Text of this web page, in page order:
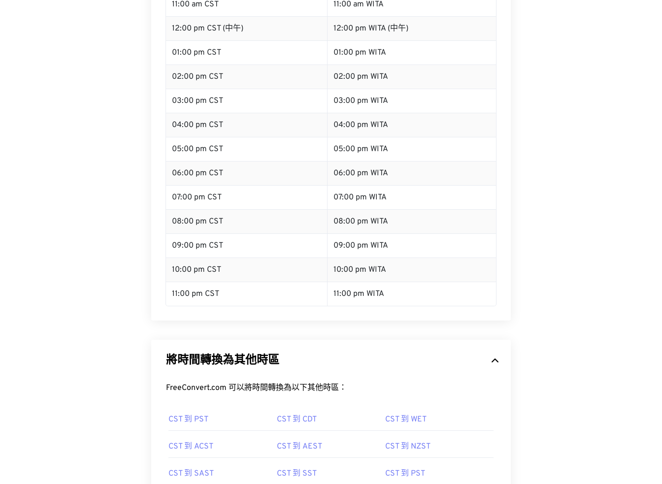
11:00 am CST 11:00 am WITA
12:00 pm CST (中午) 12:00 pm WITA (中午)
01:00 pm CST 01:00 pm WITA
02:00 pm CST 02:00 pm WITA
03:00 pm CST 03:00 pm WITA
04:00 pm CST 04:00 pm WITA
05:00 pm CST 05:00 pm WITA
06:00 pm CST 06:00 pm WITA
07:00 pm CST 07:00 pm WITA
08:00 pm CST 08:00 pm WITA
09:00 pm CST 09:00 pm WITA
10:00 pm CST 10:00 pm WITA
11:00 pm CST 11:00 pm WITA
將時間轉換為其他時區
FreeConvert.com 可以將時間轉換為以下其他時區：
CST 到 PST CST 到 CDT CST 到 WET
CST 到 ACST CST 到 AEST CST 到 NZST
CST 到 SAST CST 到 SST CST 到 PST